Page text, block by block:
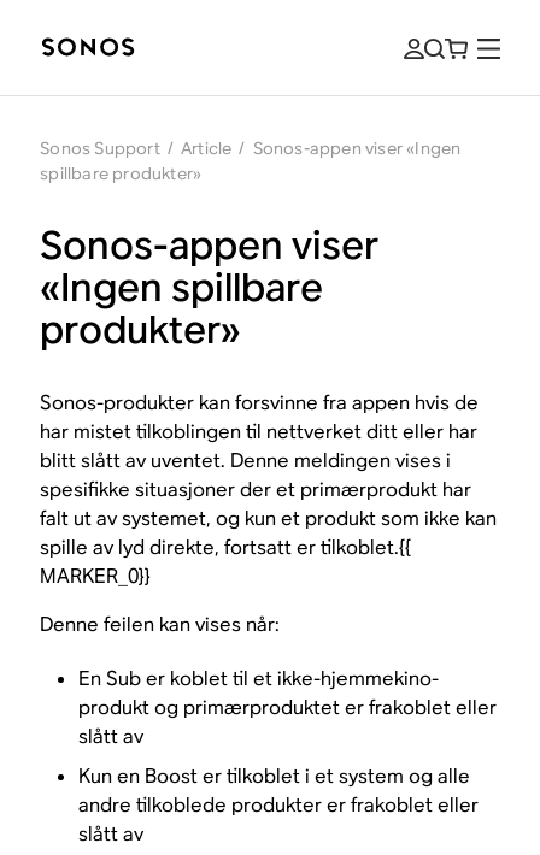
Sonos Support / Article / Sonos-appen viser «Ingen
spillbare produkter»
Sonos-appen viser
«Ingen spillbare
produkter»
Sonos-produkter kan forsvinne fra appen hvis de
har mistet tilkoblingen til nettverket ditt eller har
blitt slått av uventet. Denne meldingen vises i
spesifikke situasjoner der et primærprodukt har
falt ut av systemet, og kun et produkt som ikke kan
spille av lyd direkte, fortsatt er tilkoblet.{{
MARKER_0}}
Denne feilen kan vises når:
En Sub er koblet til et ikke-hjemmekino-
produkt og primærproduktet er frakoblet eller
slått av
Kun en Boost er tilkoblet i et system og alle
andre tilkoblede produkter er frakoblet eller
slått av